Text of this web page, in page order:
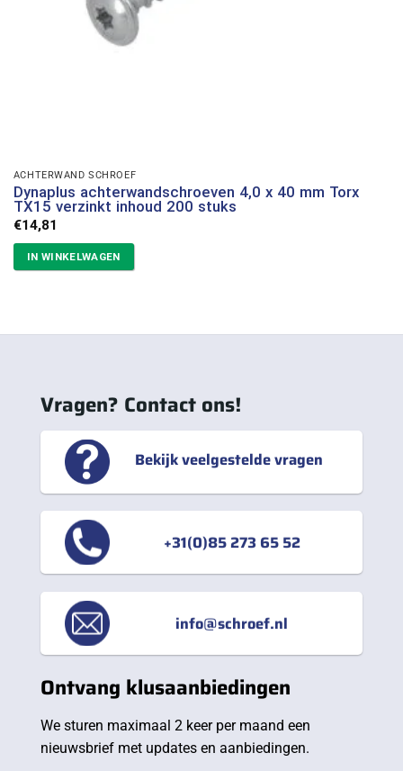
ACHTERWAND SCHROEF
Dynaplus achterwandschroeven 4,0 x 40 mm Torx
TX15 verzinkt inhoud 200 stuks
€14,81
IN WINKELWAGEN
Vragen? Contact ons!
Bekijk veelgestelde vragen
+31(0)85 273 65 52
info@schroef.nl
Ontvang klusaanbiedingen
We sturen maximaal 2 keer per maand een
nieuwsbrief met updates en aanbiedingen.